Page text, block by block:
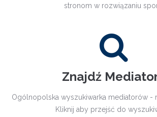
stronom w rozwiązaniu
Znajdź
Ogólnopolska wyszukiwarka mediatorów -
Kliknij aby przejść do